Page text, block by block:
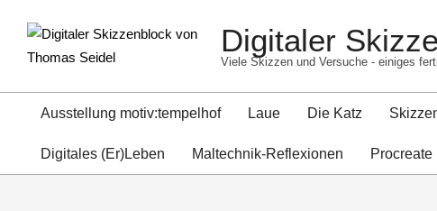
content
Digitaler
Viele Skizzen und Versuche - einiges
Ausstellung motiv:tempelhof Laue Die Katz
Digitales (Er)Leben Maltechnik-Reflexionen Procreate